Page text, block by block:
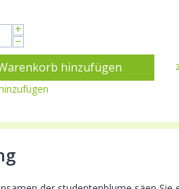
+
−
hinzufügen